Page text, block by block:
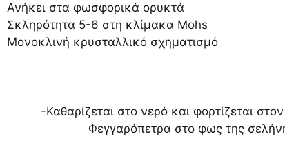
Ανήκει στα φωσφορικά ορυκτά
Σκληρότητα 5-6 στη κλίμακα Mohs
Μονοκλινή κρυσταλλικό σχηματισμό
-Καθαρίζεται στο νερό και φορτίζεται
Φεγγαρόπετρα στο φως της